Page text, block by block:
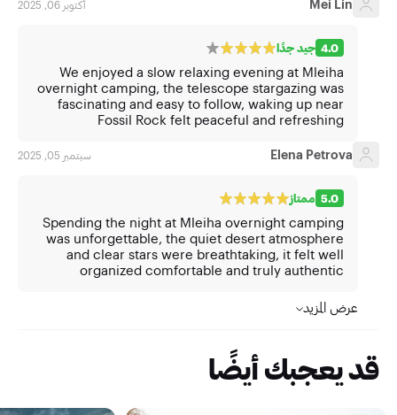
Mei Lin أكتوبر 06, 2025
4.0 جيد جدًا
We enjoyed a slow relaxing evening at Mleiha
overnight camping, the telescope stargazing was
fascinating and easy to follow, waking up near
Fossil Rock felt peaceful and refreshing
Elena Petrova سبتمبر 05, 2025
5.0 ممتاز
Spending the night at Mleiha overnight camping
was unforgettable, the quiet desert atmosphere
and clear stars were breathtaking, it felt well
organized comfortable and truly authentic
عرض المزيد
قد يعجبك أيضًا